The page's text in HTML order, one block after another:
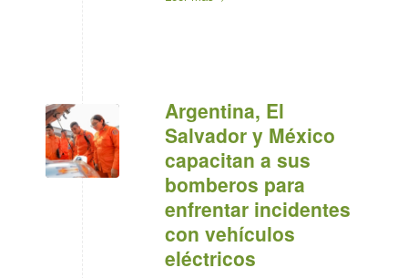
Argentina, El
Salvador y México
capacitan a sus
bomberos para
enfrentar incidentes
con vehículos
eléctricos